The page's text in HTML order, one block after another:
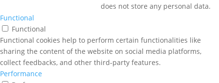
does not store any personal data.
Functional
Functional
Functional cookies help to perform certain functionalities like
sharing the content of the website on social media platforms,
collect feedbacks, and other third-party features.
Performance